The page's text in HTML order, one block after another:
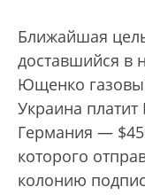
Ближайшая
доставшийся в
Ющенко
Украина
Германия —
которого
колонию